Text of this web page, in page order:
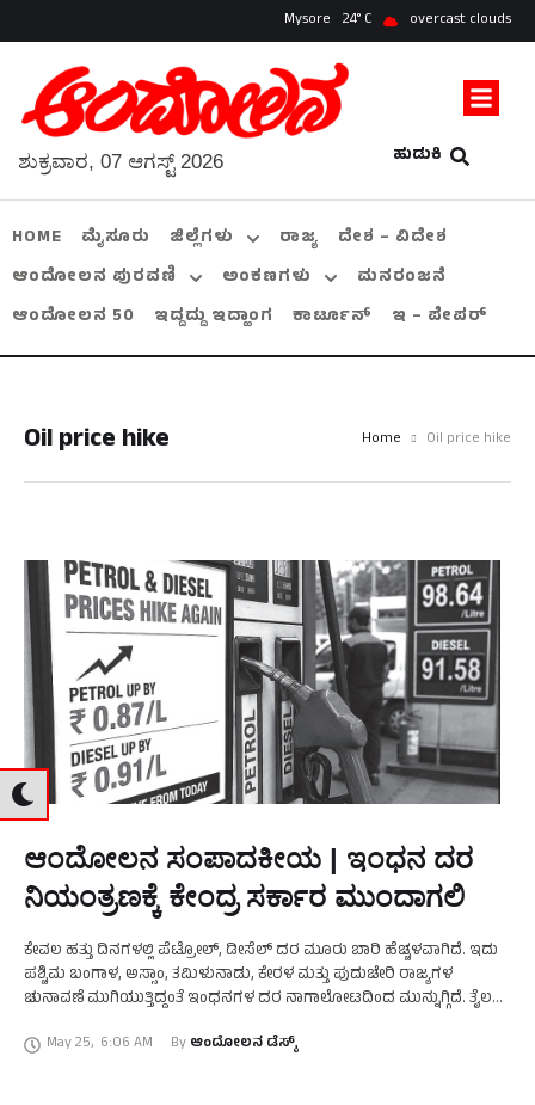
Mysore 24 overcast clouds
ಹುಡುಕಿ
ಶುಕ್ರವಾರ, 07 ಆಗಸ್ಟ್ 2026
HOME ಮೈಸೂರು ಜಿಲ್ಲೆಗಳು ರಾಜ್ಯ
ದೇಶ – ವಿದೇಶ
ಆಂದೋಲನ ಪುರವಣಿ
ಅಂಕಣಗಳು
ಮನರಂಜನೆ
ಆಂದೋಲನ 50
ಇದ್ದದ್ದು ಇದ್ಹಾಂಗ ಕಾರ್ಟೂನ್ ಇ – ಪೇಪರ್
Oil price hike Home Oil price hike
ಆಂದೋಲನ ಸಂಪಾದಕೀಯ | ಇಂಧನ ದರ
ನಿಯಂತ್ರಣಕ್ಕೆ ಕೇಂದ್ರ ಸರ್ಕಾರ ಮುಂದಾಗಲಿ
ಕೇವಲ ಹತ್ತು ದಿನಗಳಲ್ಲಿ ಪೆಟ್ರೋಲ್, ಡೀಸೆಲ್ ದರ ಮೂರು ಬಾರಿ ಹೆಚ್ಚಳವಾಗಿದೆ. ಇದು
ಪಶ್ಚಿಮ ಬಂಗಾಳ, ಅಸ್ಸಾಂ, ತಮಿಳುನಾಡು, ಕೇರಳ ಮತ್ತು ಪುದುಚೇರಿ ರಾಜ್ಯಗಳ
ಚುನಾವಣೆ ಮುಗಿಯುತ್ತಿದ್ದಂತೆ ಇಂಧನಗಳ ದರ ನಾಗಾಲೋಟದಿಂದ ಮುನ್ನುಗ್ಗಿದೆ. ತೈಲ
May 25, 6:06 AM By ಆಂದೋಲನ ಡೆಸ್ಕ್